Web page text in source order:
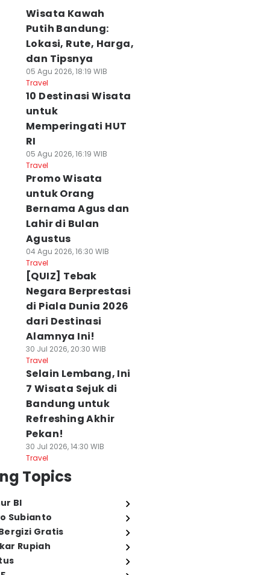
Wisata Kawah
Putih Bandung:
Lokasi, Rute, Harga,
dan Tipsnya
05 Agu 2026, 18:19 WIB
Travel
10 Destinasi Wisata
untuk
Memperingati HUT
RI
05 Agu 2026, 16:19 WIB
Travel
Promo Wisata
untuk Orang
Bernama Agus dan
Lahir di Bulan
Agustus
04 Agu 2026, 16:30 WIB
Travel
[QUIZ] Tebak
Negara Berprestasi
di Piala Dunia 2026
dari Destinasi
Alamnya Ini!
30 Jul 2026, 20:30 WIB
Travel
Selain Lembang, Ini
7 Wisata Sejuk di
Bandung untuk
Refreshing Akhir
Pekan!
30 Jul 2026, 14:30 WIB
Travel
Topics
BI
Subianto
Gratis
Rupiah